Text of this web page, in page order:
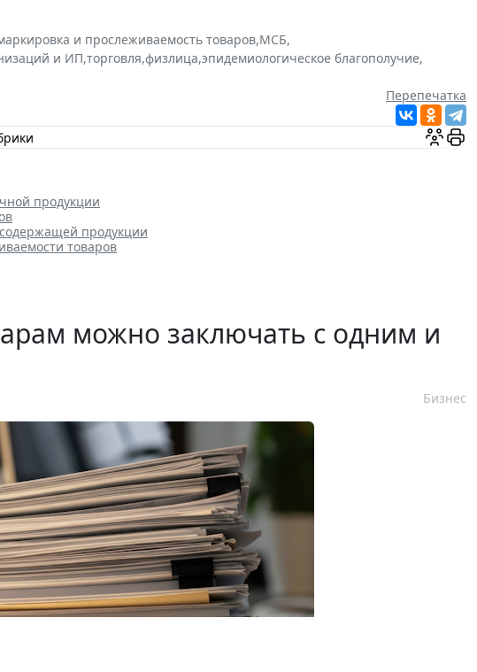
и прослеживаемость товаров,МСБ,
и ИП,торговля,физлица,эпидемиологическое благополучие,
Перепечатка
продукции
продукции
товаров
можно заключать с одним и
Бизнес